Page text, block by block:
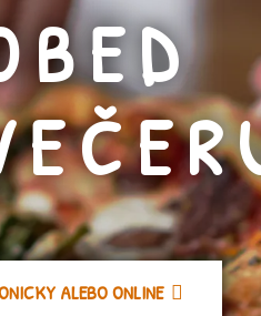
ALEBO ONLINE